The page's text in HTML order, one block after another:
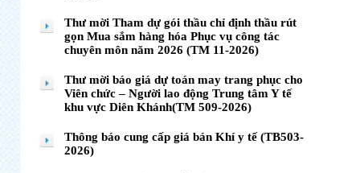
Thư mời Tham dự gói thầu chỉ định thầu rút
gọn Mua sắm hàng hóa Phục vụ công tác
chuyên môn năm 2026 (TM 11-2026)
Thư mời báo giá dự toán may trang phục cho
Viên chức – Người lao động Trung tâm Y tế
khu vực Diên Khánh(TM 509-2026)
Thông báo cung cấp giá bán Khí y tế (TB503-
2026)